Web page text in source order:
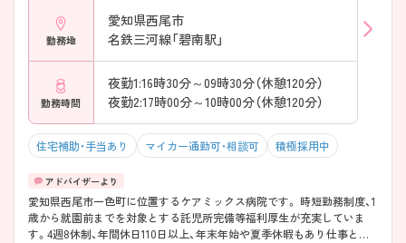
勤務地
愛知県西尾市
名鉄三河線「碧南駅」
勤務時間
夜勤1:16時30分～09時30分（休憩120分）
夜勤2:17時00分～10時00分（休憩120分）
住宅補助・手当あり マイカー通勤可・相談可 積極採用中
愛知県西尾市一色町に位置するケアミックス病院です。 時短勤務制度、1
歳から就園前までを対象とする託児所完備等福利厚生が充実していま
す。4週8休制、年間休日110日以上、年末年始や夏季休暇もあり仕事とプ